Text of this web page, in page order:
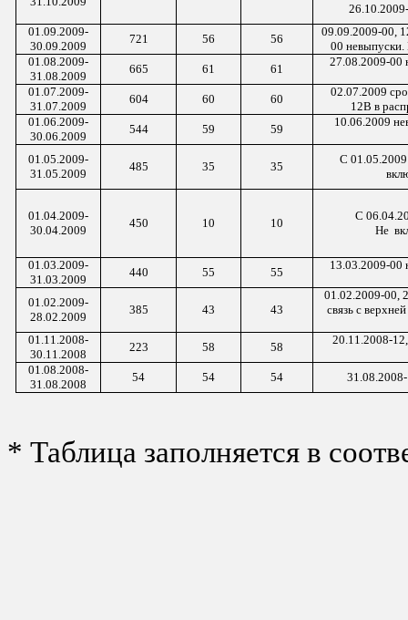
01.09.2009-
30.09.2009
721 56 56
09.09.2009-00,
00 невыпуски.
01.08.2009-
31.08.2009
665 61 61
27.08.2009-00
01.07.2009-
31.07.2009
604 60 60
02.07.2009
12В в
01.06.2009-
30.06.2009
544 59 59
10.06.2009
01.05.2009-
31.05.2009
485 35 35
С
01.04.2009-
30.04.2009
450 10 10
С
Не
01.03.2009-
31.03.2009
440 55 55
13.03.2009-00
01.02.2009-
28.02.2009
385 43 43
01.02.2009-00,
связь с
01.11.2008-
30.11.2008
223 58 58
20.11.2008-
01.08.2008-
31.08.2008
54 54 54
* Таблица заполняется в